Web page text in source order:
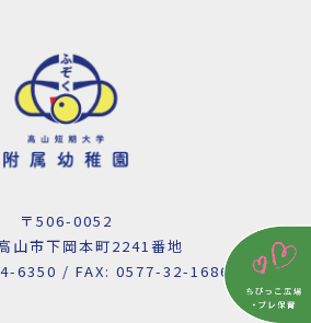
〒506-0052
山市下岡本町2241番地
6350 / FAX: 0577-32-1686